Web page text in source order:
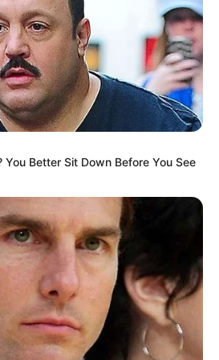
Foi simplesmente insano. Estava
da soltura foi fundamental para
You Better Sit Down Before You See